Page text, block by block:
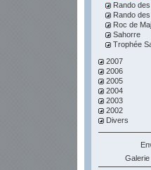
Rando
Rando
Roc de
Sahorre
Trophée
2007
2006
2005
2004
2003
2002
Divers